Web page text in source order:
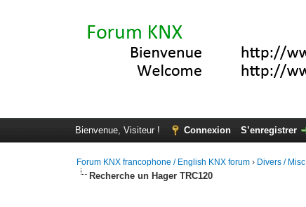
Bienvenue, Visiteur ! Connexion S’enregistrer
Forum KNX francophone / English KNX forum › Divers / Misc
Recherche un Hager TRC120